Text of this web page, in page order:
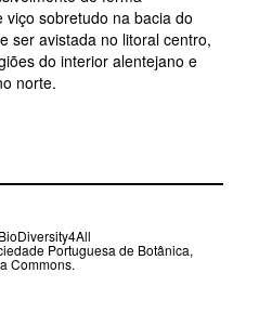
sobretudo na bacia do
ser avistada no litoral centro,
do interior alentejano e
norte.
Portuguesa de Botânica,
Commons.